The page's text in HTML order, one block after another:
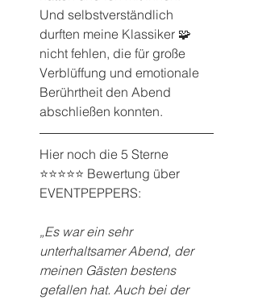
Und selbstverständlich
durften meine Klassiker 🧩
nicht fehlen, die für große
Verblüffung und emotionale
Berührtheit den Abend
abschließen konnten.
Hier noch die 5 Sterne
⭐️⭐️⭐️⭐️⭐️ Bewertung über
EVENTPEPPERS:
„Es war ein sehr
unterhaltsamer Abend, der
meinen Gästen bestens
gefallen hat. Auch bei der